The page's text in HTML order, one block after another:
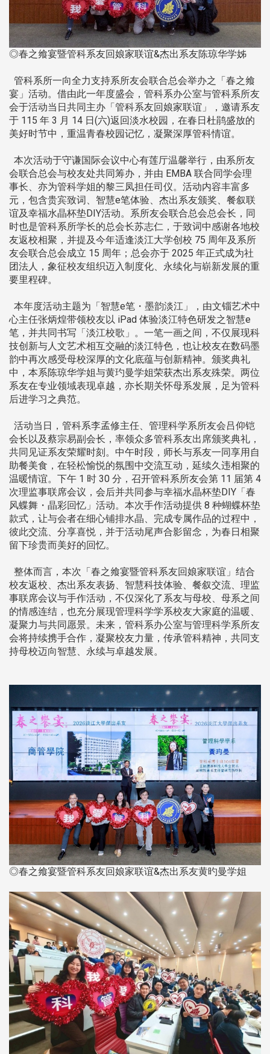
◎春之飨宴暨管科系友回娘家联谊&杰出系友陈琼华学姊
管科系所一向全力支持系所友会联合总会举办之「春之飨
宴」活动。借由此一年度盛会，管科系办公室与管科系所友
会于活动当日共同主办「管科系友回娘家联谊」，邀请系友
于 115 年 3 月 14 日(六)返回淡水校园，在春日杜鹃盛放的
美好时节中，重温青春校园记忆，凝聚深厚管科情谊。
本次活动于守谦国际会议中心有莲厅温馨举行，由系所友
会联合总会与校友处共同筹办，并由 EMBA 联合同学会理
事长、亦为管科学姐的黎三凤担任司仪。活动内容丰富多
元，包含贵宾致词、智慧e笔体验、杰出系友颁奖、餐叙联
谊及幸福水晶杯垫DIY活动。系所友会联合总会总会长，同
时也是管科系所学长的总会长苏志仁，于致词中感谢各地校
友返校相聚，并提及今年适逢淡江大学创校 75 周年及系所
友会联合总会成立 15 周年；总会亦于 2025 年正式成为社
团法人，象征校友组织迈入制度化、永续化与崭新发展的重
要里程碑。
本年度活动主题为「智慧e笔・墨韵淡江」，由文锱艺术中
心主任张炳煌带领校友以 iPad 体验淡江特色研发之智慧e
笔，并共同书写「淡江校歌」。一笔一画之间，不仅展现科
技创新与人文艺术相互交融的淡江特色，也让校友在数码墨
韵中再次感受母校深厚的文化底蕴与创新精神。颁奖典礼
中，本系陈琼华学姐与黄玓曼学姐荣获杰出系友殊荣。两位
系友在专业领域表现卓越，亦长期关怀母系发展，足为管科
后进学习之典范。
活动当日，管科系李孟修主任、管理科学系所友会吕仰铠
会长以及蔡宗易副会长，率领众多管科系友出席颁奖典礼，
共同见证系友荣耀时刻。中午时段，师长与系友一同享用自
助餐美食，在轻松愉悦的氛围中交流互动，延续久违相聚的
温暖情谊。下午 1 时 30 分，召开管科系所友会第 11 届第 4
次理监事联席会议，会后并共同参与幸福水晶杯垫DIY「春
风蝶舞・晶彩回忆」活动。本次手作活动提供 8 种蝴蝶杯垫
款式，让与会者在细心铺排水晶、完成专属作品的过程中，
彼此交流、分享喜悦，并于活动尾声合影留念，为春日相聚
留下珍贵而美好的回忆。
整体而言，本次「春之飨宴暨管科系友回娘家联谊」结合
校友返校、杰出系友表扬、智慧科技体验、餐叙交流、理监
事联席会议与手作活动，不仅深化了系友与母校、母系之间
的情感连结，也充分展现管理科学学系校友大家庭的温暖、
凝聚力与共同愿景。未来，管科系办公室与管理科学系所友
会将持续携手合作，凝聚校友力量，传承管科精神，共同支
持母校迈向智慧、永续与卓越发展。
◎春之飨宴暨管科系友回娘家联谊&杰出系友黄旳曼学姐